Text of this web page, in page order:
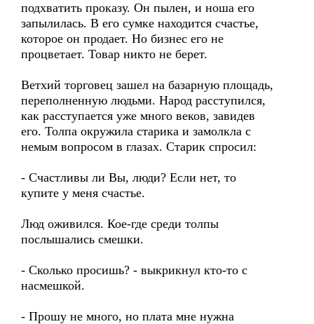
подхватить проказу. Он пылен, и ноша его
запылилась. В его сумке находится счастье,
которое он продает. Но бизнес его не
процветает. Товар никто не берет.
Ветхий торговец зашел на базарную площадь,
переполненную людьми. Народ расступился,
как расступается уже много веков, завидев
его. Толпа окружила старика и замолкла с
немым вопросом в глазах. Старик спросил:
- Счастливы ли Вы, люди? Если нет, то
купите у меня счастье.
Люд оживился. Кое-где среди толпы
послышались смешки.
- Сколько просишь? - выкрикнул кто-то с
насмешкой.
- Прошу не много, но плата мне нужна